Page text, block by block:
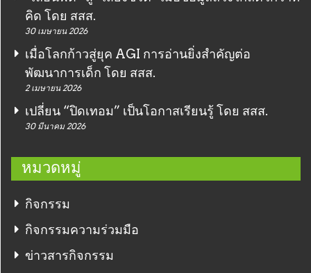
คิด โดย สสส.
30 เมษายน 2026
เมื่อโลกก้าวสู่ยุค AGI การอ่านยิ่งสำคัญต่อ
พัฒนาการเด็ก โดย สสส.
2 เมษายน 2026
เปลี่ยน “ปิดเทอม” เป็นโอกาสเรียนรู้ โดย สสส.
30 มีนาคม 2026
หมวดหมู่
กิจกรรม
กิจกรรมความร่วมมือ
ข่าวสารกิจกรรม